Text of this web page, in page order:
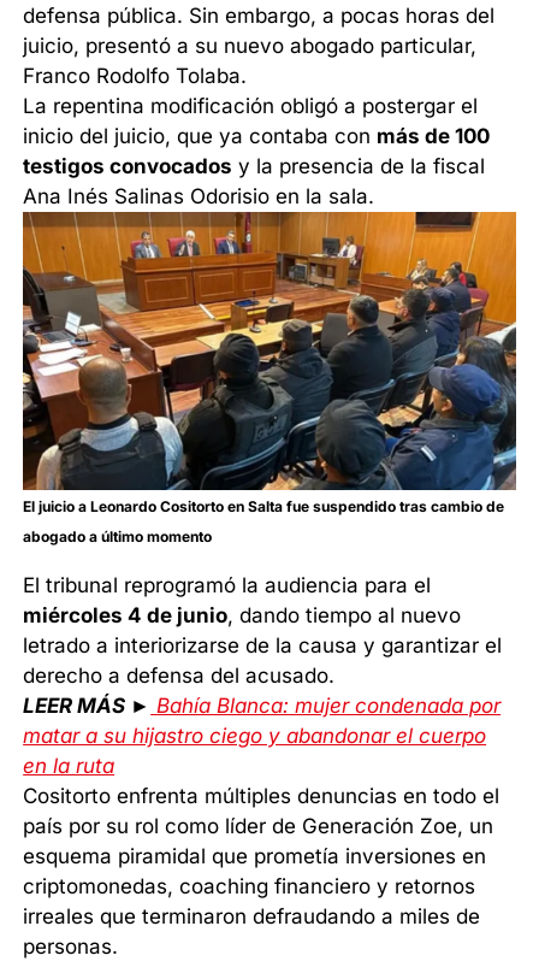
defensa pública. Sin embargo, a pocas horas del
juicio, presentó a su nuevo abogado particular,
Franco Rodolfo Tolaba.
La repentina modificación obligó a postergar el
inicio del juicio, que ya contaba con más de 100
testigos convocados y la presencia de la fiscal
Ana Inés Salinas Odorisio en la sala.
El juicio a Leonardo Cositorto en Salta fue suspendido tras cambio de
abogado a último momento
El tribunal reprogramó la audiencia para el
miércoles 4 de junio, dando tiempo al nuevo
letrado a interiorizarse de la causa y garantizar el
derecho a defensa del acusado.
LEER MÁS ► Bahía Blanca: mujer condenada por
matar a su hijastro ciego y abandonar el cuerpo
en la ruta
Cositorto enfrenta múltiples denuncias en todo el
país por su rol como líder de Generación Zoe, un
esquema piramidal que prometía inversiones en
criptomonedas, coaching financiero y retornos
irreales que terminaron defraudando a miles de
personas.